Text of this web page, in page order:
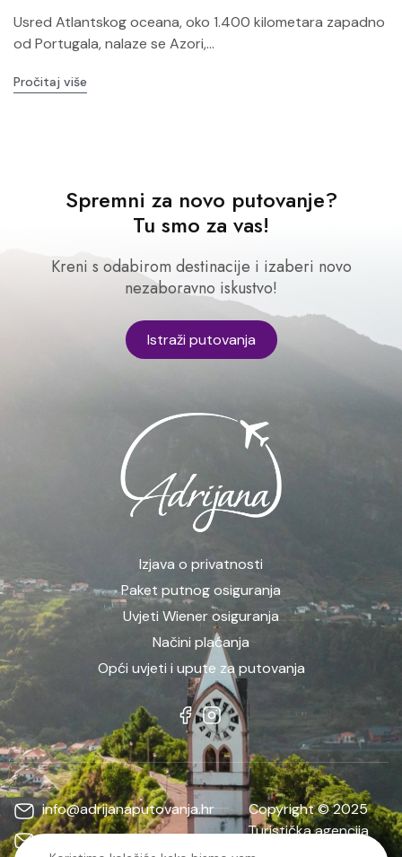
Usred Atlantskog oceana, oko 1.400 kilometara zapadno
od Portugala, nalaze se Azori,...
Pročitaj više
Spremni za novo putovanje?
Tu smo za vas!
Kreni s odabirom destinacije i izaberi novo
nezaboravno iskustvo!
Istraži putovanja
Izjava o privatnosti
Paket putnog osiguranja
Uvjeti Wiener osiguranja
Načini plaćanja
Opći uvjeti i upute za putovanja
info@adrijanaputovanja.hr
d.matkovic@adrijanaputovanja.hr
Copyright © 2025
Turistička agencija
ADRIJANA | Sva prava